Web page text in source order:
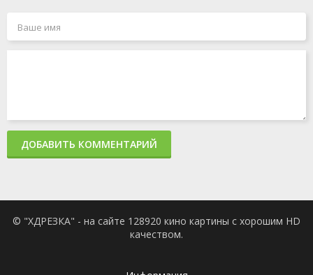
ДОБАВИТЬ КОММЕНТАРИЙ
© "ХДРЕЗКА" - на сайте 128920 кино картины с хорошим HD
качеством.